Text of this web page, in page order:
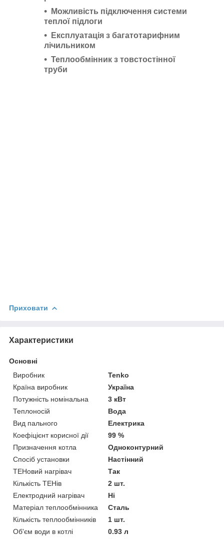
Можливість підключення системи
теплої підлоги
Експлуатація з багатотарифним
лічильником
Теплообмінник з товстостінної
труби
Приховати
Характеристики
Основні
Виробник
Tenko
Країна виробник
Україна
Потужність номінальна
3 кВт
Теплоносій
Вода
Вид пального
Електрика
Коефіцієнт корисної дії
99 %
Призначення котла
Одноконтурний
Спосіб установки
Настінний
ТЕНовий нагрівач
Так
Кількість ТЕНів
2 шт.
Електродний нагрівач
Ні
Матеріал теплообмінника
Сталь
Кількість теплообмінників
1 шт.
Об'єм води в котлі
0.93 л